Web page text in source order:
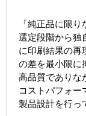
「純正品に限
選定段階から独
に印刷結果の再
の差を最小限に
高品質でありな
コストパフォー
製品設計を行っ